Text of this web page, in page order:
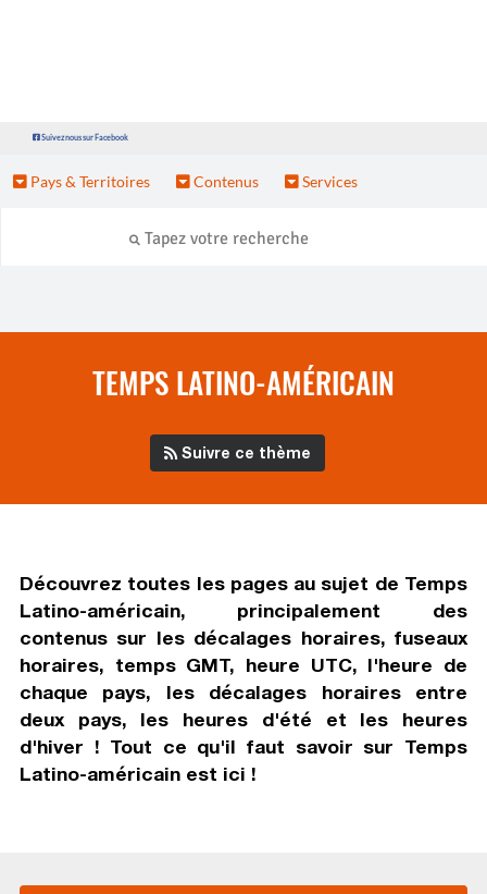
Suivez nous sur Facebook
Pays & Territoires Contenus Services
TEMPS LATINO-AMÉRICAIN
Suivre ce thème
Découvrez toutes les pages au sujet de Temps
Latino-américain, principalement des
contenus sur les décalages horaires, fuseaux
horaires, temps GMT, heure UTC, l'heure de
chaque pays, les décalages horaires entre
deux pays, les heures d'été et les heures
d'hiver ! Tout ce qu'il faut savoir sur Temps
Latino-américainest ici !